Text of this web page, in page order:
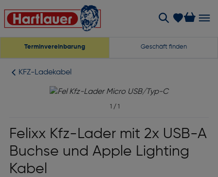
Terminvereinbarung Geschäft finden
KFZ-Ladekabel
1 / 1
Felixx Kfz-Lader mit 2x USB-A
Buchse und Apple Lighting
Kabel